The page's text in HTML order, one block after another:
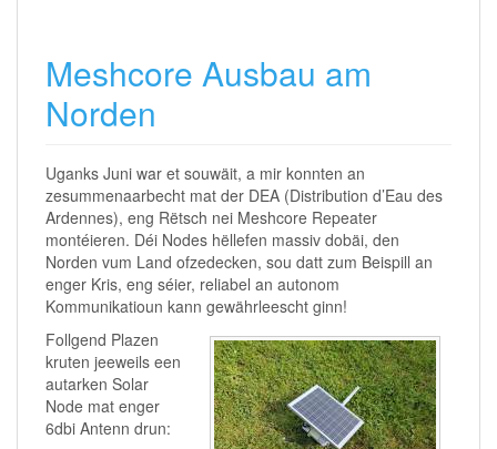
Meshcore Ausbau am
Norden
Uganks Juni war et souwäit, a mir konnten an
zesummenaarbecht mat der DEA (Distribution d’Eau des
Ardennes), eng Rëtsch nei Meshcore Repeater
montéieren. Déi Nodes hëllefen massiv dobäi, den
Norden vum Land ofzedecken, sou datt zum Beispill an
enger Kris, eng séier, reliabel an autonom
Kommunikatioun kann gewährleescht ginn!
Follgend Plazen
kruten jeeweils een
autarken Solar
Node mat enger
6dbi Antenn drun: